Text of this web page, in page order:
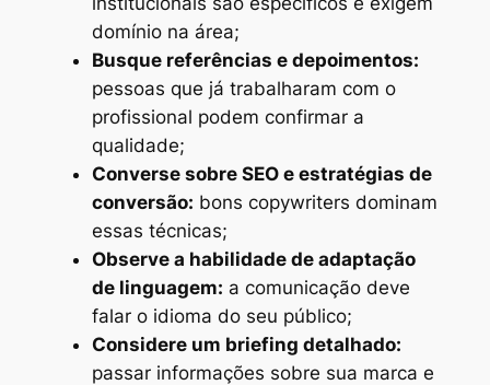
domínio na área;
Busque referências e depoimentos:
pessoas que já trabalharam com o
profissional podem confirmar a
qualidade;
Converse sobre SEO e estratégias de
conversão: bons copywriters dominam
essas técnicas;
Observe a habilidade de adaptação
de linguagem: a comunicação deve
falar o idioma do seu público;
Considere um briefing detalhado:
passar informações sobre sua marca e